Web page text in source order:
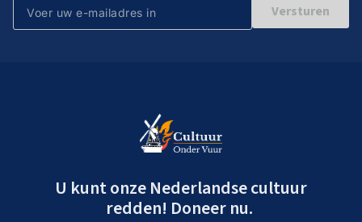
Versturen
U kunt onze Nederlandse cultuur
redden! Doneer nu.